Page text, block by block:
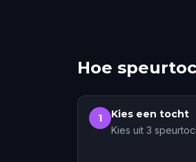
Hoe
1 Kies een tocht
Kies uit 3